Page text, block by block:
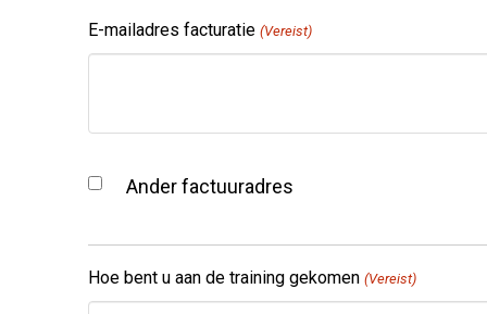
E-mailadres facturatie (Vereist)
factuuradres
Ander factuuradres
Hoe bent u aan de training gekomen (Vereist)